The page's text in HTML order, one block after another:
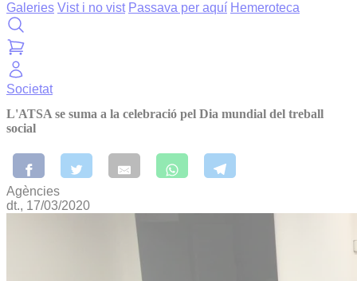
Galeries Vist i no vist Passava per aquí Hemeroteca
Societat
L'ATSA se suma a la celebració pel Dia mundial del treball
social
Agències
dt., 17/03/2020